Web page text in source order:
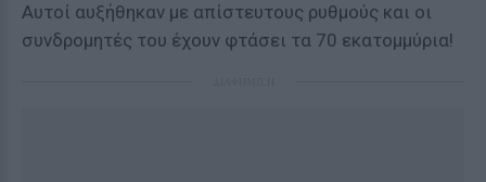
Αυτοί αυξήθηκαν με απίστευτους ρυθμούς και οι
συνδρομητές του έχουν φτάσει τα 70 εκατομμύρια!